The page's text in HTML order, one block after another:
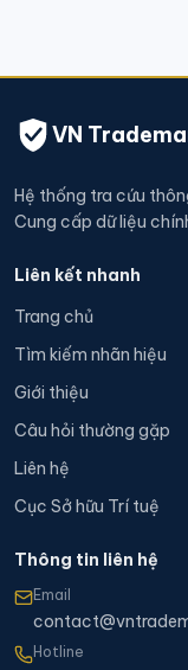
VN
Hệ thống tra cứu
Cung cấp dữ liệu
Liên kết nhanh
Trang chủ
Tìm kiếm nhãn hiệu
Giới thiệu
Câu hỏi thường gặp
Liên hệ
Cục Sở hữu Trí tuệ
Thông tin liên hệ
Email
Hotline